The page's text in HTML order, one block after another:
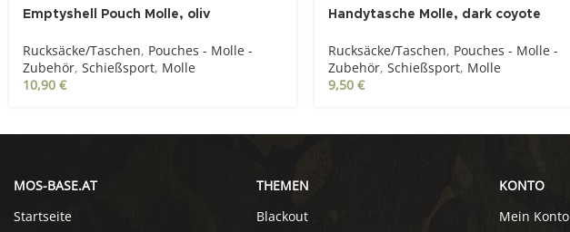
Emptyshell Pouch Molle, oliv
Rucksäcke/Taschen, Pouches - Molle -
Zubehör, Schießsport, Molle
10,90 €
Handytasche Molle, dark coyote
Rucksäcke/Taschen, Pouches - Molle -
Zubehör, Schießsport, Molle
9,50 €
MOS-BASE.AT
Startseite
THEMEN
Blackout
KONTO
Mein Konto